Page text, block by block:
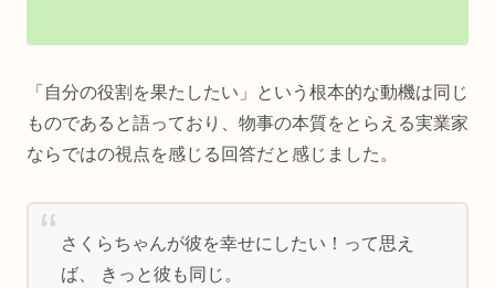
「自分の役割を果たしたい」という根本的な動機は同じ
ものであると語っており、物事の本質をとらえる実業家
ならではの視点を感じる回答だと感じました。
さくらちゃんが彼を幸せにしたい！って思え
ば、 きっと彼も同じ。